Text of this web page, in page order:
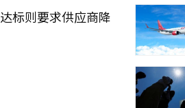
标则要求供应商降